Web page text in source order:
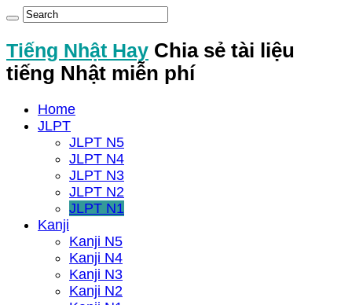
Tiếng Nhật Hay Chia sẻ tài liệu
tiếng Nhật miễn phí
Home
JLPT
JLPT N5
JLPT N4
JLPT N3
JLPT N2
JLPT N1
Kanji
Kanji N5
Kanji N4
Kanji N3
Kanji N2